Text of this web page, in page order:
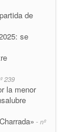
de
se
239
la menor
- nº